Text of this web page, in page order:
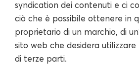
syndication dei contenuti e ci
ciò che è possibile ottenere in
proprietario di un marchio, di
sito web che desidera
di terze parti.